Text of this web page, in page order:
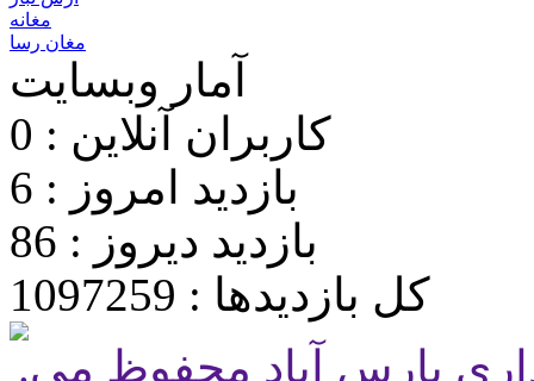
مغانه
مغان رسا
آمار وبسایت
کاربران آنلاین : 0
بازدید امروز : 6
بازدید دیروز : 86
کل بازدیدها : 1097259
.تمامی حقوق برای پایگاه شهرداری پارس آباد محفوظ می